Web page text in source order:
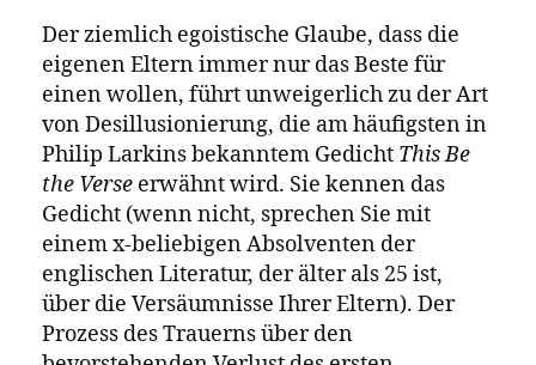
von Wamuwi Mbao
Der ziemlich egoistische Glaube, dass die
eigenen Eltern immer nur das Beste für
einen wollen, führt unweigerlich zu der Art
von Desillusionierung, die am häufigsten in
Philip Larkins bekanntem Gedicht This Be
the Verse erwähnt wird. Sie kennen das
Gedicht (wenn nicht, sprechen Sie mit
einem x-beliebigen Absolventen der
englischen Literatur, der älter als 25 ist,
über die Versäumnisse Ihrer Eltern). Der
Prozess des Trauerns über den